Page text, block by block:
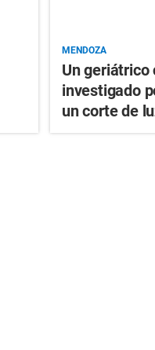
MENDOZA
Un geriátrico
investigado
un corte de